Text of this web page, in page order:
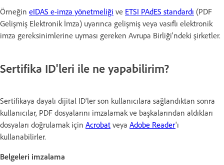
Örneğin eIDAS e-imza yönetmeliği ve ETSI PAdES standardı (PDF
Gelişmiş Elektronik İmza) uyarınca gelişmiş veya vasıflı elektronik
imza gereksinimlerine uyması gereken Avrupa Birliği'ndeki şirketler.
Sertifika ID'leri ile ne yapabilirim?
Sertifikaya dayalı dijital ID'ler son kullanıcılara sağlandıktan sonra
kullanıcılar, PDF dosyalarını imzalamak ve başkalarından aldıkları
dosyaları doğrulamak için Acrobat veya Adobe Reader'ı
kullanabilirler.
Belgeleri imzalama